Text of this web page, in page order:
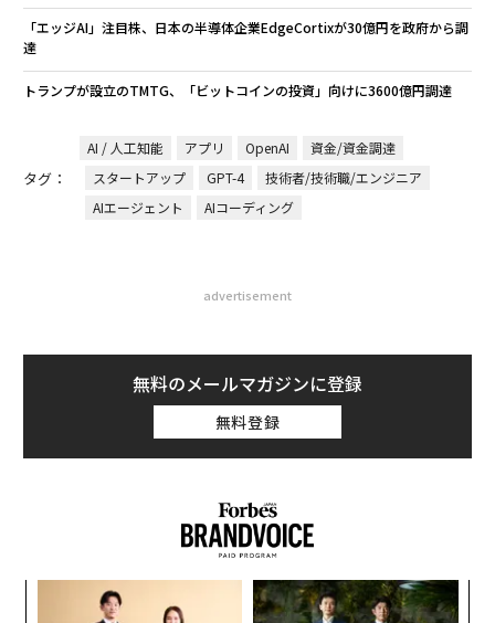
「エッジAI」注目株、日本の半導体企業EdgeCortixが30億円を政府から調
達
トランプが設立のTMTG、「ビットコインの投資」向けに3600億円調達
タグ：
AI / 人工知能 アプリ OpenAI
資金/資金調達
スタートアップ
GPT-4
技術者/技術職/エンジニア
AIエージェント
AIコーディング
advertisement
無料のメールマガジンに登録
無料登録